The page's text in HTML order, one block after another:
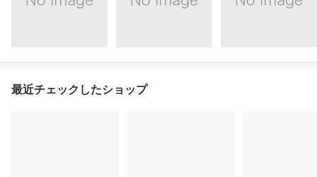
最近チェックしたショップ